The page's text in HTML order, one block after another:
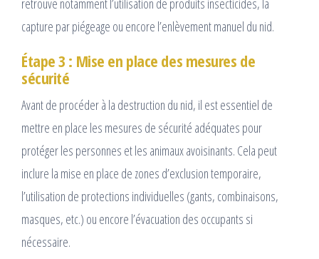
retrouve notamment l’utilisation de produits insecticides, la
capture par piégeage ou encore l’enlèvement manuel du nid.
Étape 3 : Mise en place des mesures de
sécurité
Avant de procéder à la destruction du nid, il est essentiel de
mettre en place les mesures de sécurité adéquates pour
protéger les personnes et les animaux avoisinants. Cela peut
inclure la mise en place de zones d’exclusion temporaire,
l’utilisation de protections individuelles (gants, combinaisons,
masques, etc.) ou encore l’évacuation des occupants si
nécessaire.